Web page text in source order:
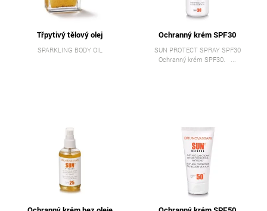
Třpytivý tělový olej
SPARKLING BODY OIL
Ochranný krém SPF30
SUN PROTECT SPRAY SPF30
Ochranný krém SPF30. ...